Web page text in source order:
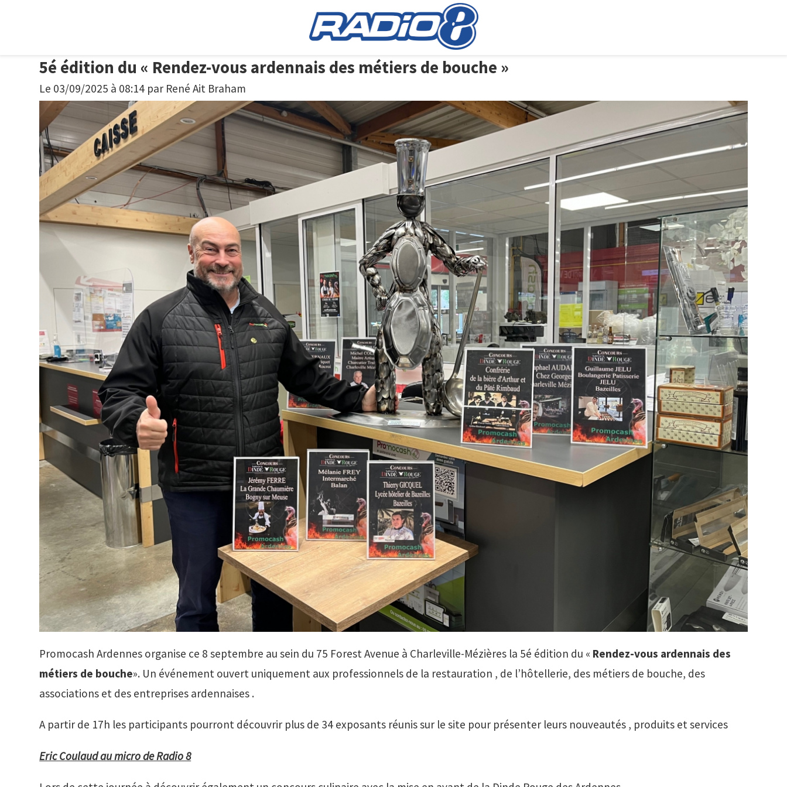
5é édition du « Rendez-vous ardennais des métiers de bouche »
Le 03/09/2025 à 08:14 par René Ait Braham
Promocash Ardennes organise ce 8 septembre au sein du 75 Forest Avenue à Charleville-Mézières la 5é édition du « Rendez-vous ardennais des
métiers de bouche». Un événement ouvert uniquement aux professionnels de la restauration , de l’hôtellerie, des métiers de bouche, des
associations et des entreprises ardennaises .
A partir de 17h les participants pourront découvrir plus de 34 exposants réunis sur le site pour présenter leurs nouveautés , produits et services
Eric Coulaud au micro de Radio 8